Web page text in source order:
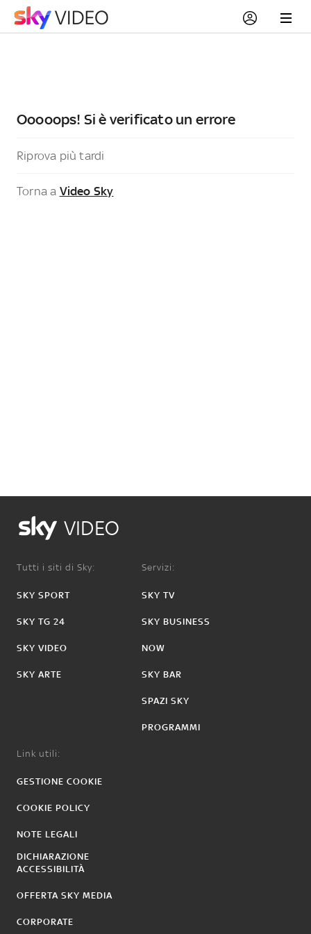
Ooooops! Si è verificato un errore
Riprova più tardi
Torna a Video Sky
VIDEO
Tutti i siti di Sky:
SKY SPORT
SKY TG 24
SKY VIDEO
SKY ARTE
Servizi:
SKY TV
SKY BUSINESS
NOW
SKY BAR
SPAZI SKY
PROGRAMMI
Link utili:
GESTIONE COOKIE
COOKIE POLICY
NOTE LEGALI
DICHIARAZIONE
ACCESSIBILITÀ
OFFERTA SKY MEDIA
CORPORATE